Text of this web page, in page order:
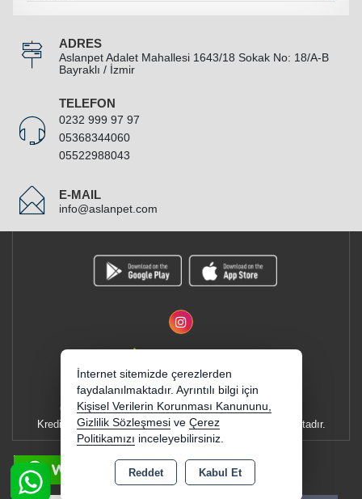
ADRES
Aslanpet Adalet Mahallesi 1643/18 Sokak No: 18/A-B
Bayraklı / İzmir
TELEFON
0232 999 97 97
05368344060
05522988043
E-MAIL
info@aslanpet.com
Copyright 2026 aslanpet.com - Tüm hakları saklıdır.
Kredi kartı bilgileriniz 256bit SSL sertifikası ile korunmaktadır.
E-BÜLTEN
YENI VE INDIRIMLI ÜRÜNLERDEN HABERDAR OLUN !
İnternet sitemizde çerezlerden
faydalanılmaktadır. Ayrıntılı bilgi için
Kişisel Verilerin Korunması Kanununu,
Gizlilik Sözleşmesi ve Çerez
Politikamızı inceleyebilirsiniz.
Reddet Kabul Et